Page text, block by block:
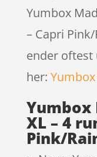
Yumbox
– Capri
ender oftest
her:
Yumbox
XL – 4
Pink/